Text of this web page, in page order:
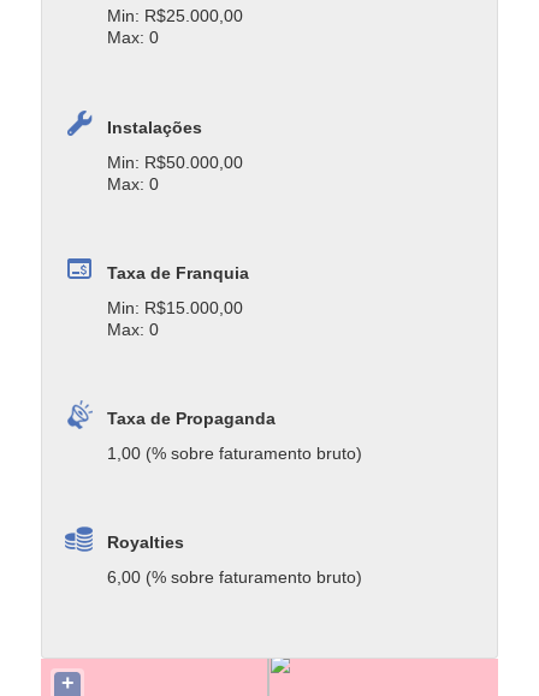
Min: R$25.000,00
Max: 0
Instalações
Min: R$50.000,00
Max: 0
Taxa de Franquia
Min: R$15.000,00
Max: 0
Taxa de Propaganda
1,00 (% sobre faturamento bruto)
Royalties
6,00 (% sobre faturamento bruto)
+